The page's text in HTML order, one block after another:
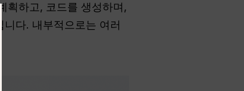
하고, 코드를 생성하며,
다. 내부적으로는 여러